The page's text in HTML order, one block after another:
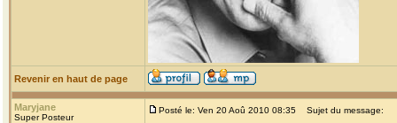
Revenir en haut de page
Maryjane
Super Posteur
Posté le: Ven 20 Aoû 2010 08:35 Sujet du message: